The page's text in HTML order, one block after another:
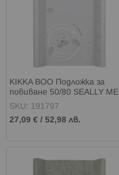
KIKKA BOO Подложка за
повиване 50/80 SEALLY ME
SKU: 191797
27,09 € / 52,98 лв.